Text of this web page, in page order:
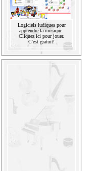
Logiciels ludiques pour
apprendre la musique.
Cliquez ici pour jouer.
C'est gratuit!